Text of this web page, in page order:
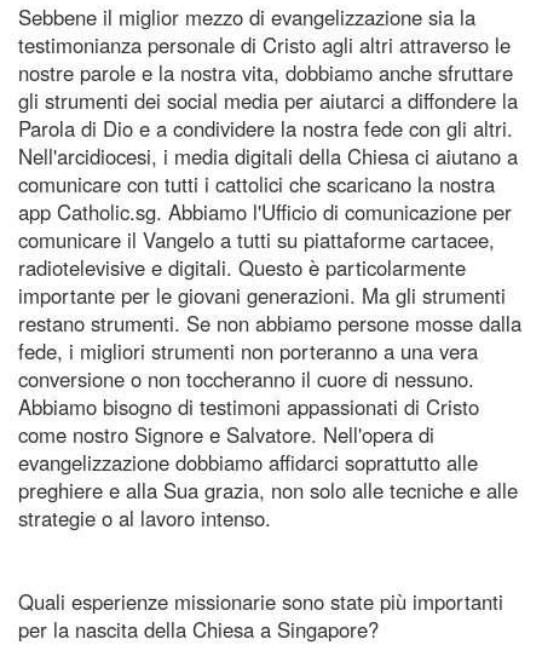
Sebbene il miglior mezzo di evangelizzazione sia la
testimonianza personale di Cristo agli altri attraverso le
nostre parole e la nostra vita, dobbiamo anche sfruttare
gli strumenti dei social media per aiutarci a diffondere la
Parola di Dio e a condividere la nostra fede con gli altri.
Nell'arcidiocesi, i media digitali della Chiesa ci aiutano a
comunicare con tutti i cattolici che scaricano la nostra
app Catholic.sg. Abbiamo l'Ufficio di comunicazione per
comunicare il Vangelo a tutti su piattaforme cartacee,
radiotelevisive e digitali. Questo è particolarmente
importante per le giovani generazioni. Ma gli strumenti
restano strumenti. Se non abbiamo persone mosse dalla
fede, i migliori strumenti non porteranno a una vera
conversione o non toccheranno il cuore di nessuno.
Abbiamo bisogno di testimoni appassionati di Cristo
come nostro Signore e Salvatore. Nell'opera di
evangelizzazione dobbiamo affidarci soprattutto alle
preghiere e alla Sua grazia, non solo alle tecniche e alle
strategie o al lavoro intenso.
Quali esperienze missionarie sono state più importanti
per la nascita della Chiesa a Singapore?